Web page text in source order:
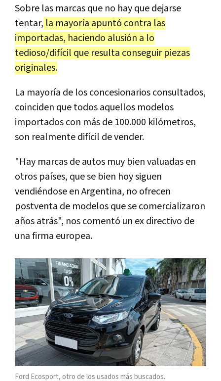
Sobre las marcas que no hay que dejarse
tentar, la mayoría apuntó contra las
importadas, haciendo alusión a lo
tedioso/difícil que resulta conseguir piezas
originales.
La mayoría de los concesionarios consultados,
coinciden que todos aquellos modelos
importados con más de 100.000 kilómetros,
son realmente difícil de vender.
"Hay marcas de autos muy bien valuadas en
otros países, que se bien hoy siguen
vendiéndose en Argentina, no ofrecen
postventa de modelos que se comercializaron
años atrás", nos comentó un ex directivo de
una firma europea.
Ford Ecosport, otro de los usados más buscados.